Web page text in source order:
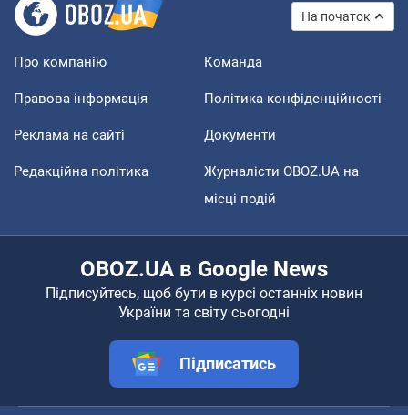
На початок
Про компанію Команда
Правова інформація Політика конфіденційності
Реклама на сайті Документи
Редакційна політика
Журналісти OBOZ.UA на
місці подій
OBOZ.UA в Google News
Підписуйтесь, щоб бути в курсі останніх новин
України та світу сьогодні
Підписатись